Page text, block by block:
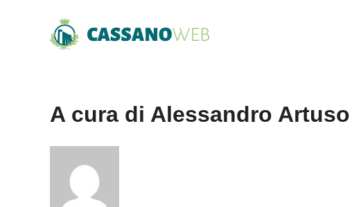
A cura di Alessandro Artuso